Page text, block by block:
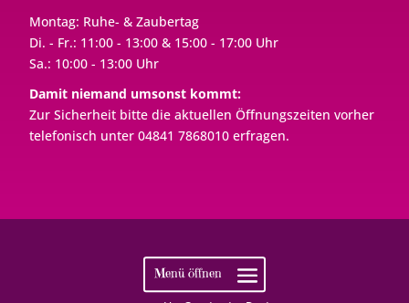
Montag: Ruhe- & Zaubertag
Di. - Fr.: 11:00 - 13:00 & 15:00 - 17:00 Uhr
Sa.: 10:00 - 13:00 Uhr
Damit niemand umsonst kommt:
Zur Sicherheit bitte die aktuellen Öffnungszeiten vorher
telefonisch unter 04841 7868010 erfragen.